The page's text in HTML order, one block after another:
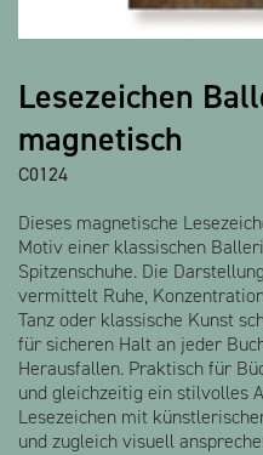
Lesezeichen
magnetisch
C0124
Dieses magnetische
Motiv einer klassischen
Spitzenschuhe. Die
vermittelt Ruhe,
Tanz oder klassische Kunst
für sicheren Halt an jeder
Herausfallen. Praktisch für
und gleichzeitig ein stilvolles
Lesezeichen mit
und zugleich visuell